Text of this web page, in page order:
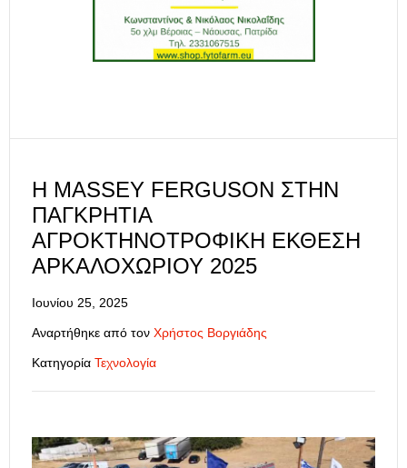
Η MASSEY FERGUSON ΣΤΗΝ
ΠΑΓΚΡΉΤΙΑ
ΑΓΡΟΚΤΗΝΟΤΡΟΦΙΚΉ ΈΚΘΕΣΗ
ΑΡΚΑΛΟΧΩΡΊΟΥ 2025
Ιουνίου 25, 2025
Αναρτήθηκε από τον Χρήστος Βοργιάδης
Κατηγορία Τεχνολογία